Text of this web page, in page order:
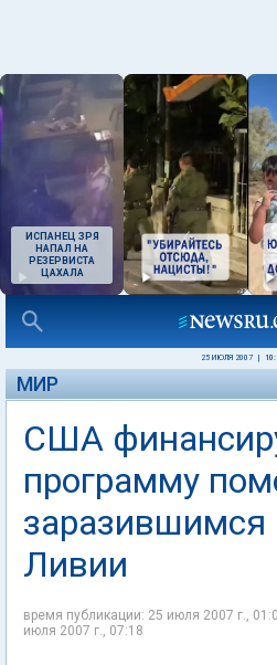
ИСПАНЕЦ ЗРЯ
НАПАЛ НА
РЕЗЕРВИСТА
ЦАХАЛА
25 ИЮЛЯ 2007
МИР
США
программу
Ливии
время публикации: 25 июля 2007 г.,
июля 2007 г., 07:18